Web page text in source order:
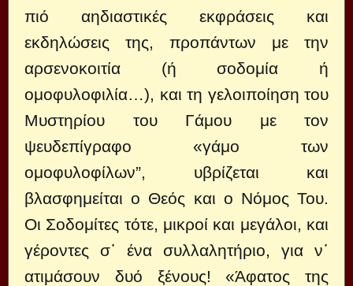
πιό αηδιαστικές εκφράσεις και
εκδηλώσεις της, προπάντων με την
αρσενοκοιτία (ή σοδομία ή
ομοφυλοφιλία…), και τη γελοιποίηση του
Μυστηρίου του Γάμου με τον
ψευδεπίγραφο «γάμο των
ομοφυλοφίλων”, υβρίζεται και
βλασφημείται ο Θεός και ο Νόμος Του.
Οι Σοδομίτες τότε, μικροί και μεγάλοι, και
γέροντες σ᾽ ένα συλλαλητήριο, για ν᾽
ατιμάσουν δυό ξένους! «Άφατος της